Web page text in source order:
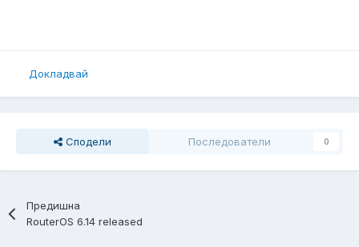
Докладвай
Сподели Последователи 0
Предишна
RouterOS 6.14 released